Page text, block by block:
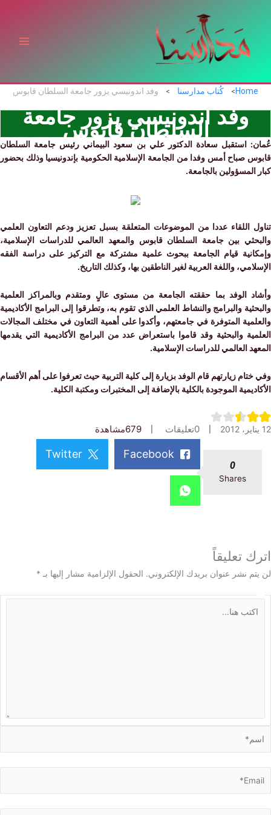
كُتاب مدارسنا وفد اندونيسي يزور جامعة السلطان قابوس
وفد اندونيسي يزور جامعة
السلطان قابوس
استقبل سعادة الدكتور علي بن سعود البيماني رئيس جامعة السلطان
صباح أمس وفدا من الجامعة الإسلامية الحكومية بإندونيسيا وذلك بحضور
المسؤولين بالجامعة.
اللقاء عددا من الموضوعات المتعلقة بسبل تعزيز ودعم التعاون العلمي
بين جامعة السلطان قابوس والمعهد العالمي للدراسات الإسلامية،
قيام الجامعة ببحوث علمية مشتركة مع التركيز على دراسة الفقه
واللغة العربية لغير الناطقين بها، وكذلك التاريخ.
الوفد بما حققته الجامعة من مستوى عالٍ ومتقدم وبالمراكز العلمية
والبرامج والنشاط العلمي الذي تقوم به، وتطرقوا إلى البرامج الأكاديمية
المتوفرة في جامعتهم، وأكدوا على أهمية التعاون في مختلف المجالات
والبحثية وقد قاموا باستعراض عدد من البرامج الأكاديمية التي يقدمها
العالمي للدراسات الإسلامية.
زيارتهم قام الوفد بزيارة إلى كلية التربية حيث تعرفوا على أهم الأقسام
الموجودة بالكلية بالإضافة إلى المختبرات ومكتبة الكلية.
0 تعليقات 679مشاهدة
Shares
Facebook
Twitter
تعليقاً
نشر عنوان بريدك الإلكتروني. الحقول الإلزامية مشار إليها بـ*